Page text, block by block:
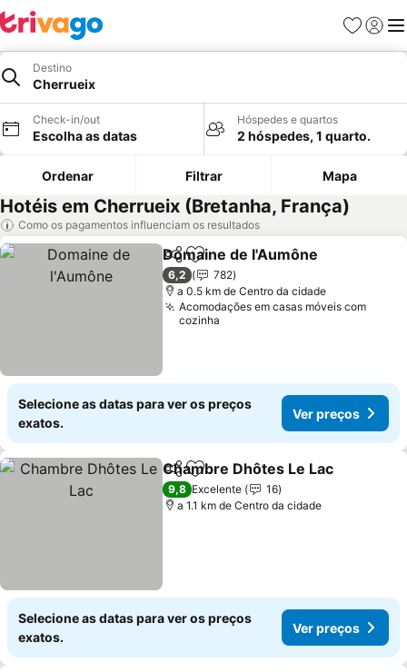
Favoritos
Iniciar
Destino
Cherrueix
Check-in/out
Escolha as datas
Hóspedes e quartos
2 hóspedes, 1 quarto.
Ordenar Filtrar Mapa
Hotéis em Cherrueix (Bretanha, França)
Como os pagamentos influenciam os resultados
PartilharAdicionar aos favoritos
Domaine de l'Aumône
6,2
782
a 0.5 km de Centro da cidade
Acomodações em casas móveis com
cozinha
Selecione as datas para ver os preços
exatos.
Ver preços
PartilharAdicionar aos favoritos
Chambre Dhôtes Le Lac
9,8 Excelente
16
a 1.1 km de Centro da cidade
Selecione as datas para ver os preços
exatos.
Ver preços